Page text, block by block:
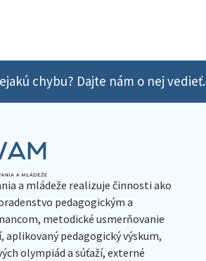
chybu? Dajte nám o nej vedieť.
a mládeže realizuje činnosti ako
pedagogickým a
metodické usmerňovanie
aplikovaný pedagogický výskum,
olympiád a súťaží, externé